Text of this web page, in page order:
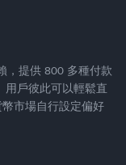
，提供 800 多種付款
用戶彼此可以輕鬆直
市場自行設定偏好